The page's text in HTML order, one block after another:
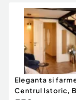
Servicii
Animale de
Afaceri și
Inchiriere Bunuri
Utilaje agricole
Piese auto si
Dacia Duster
Eleganta si
Centrul Istoric,